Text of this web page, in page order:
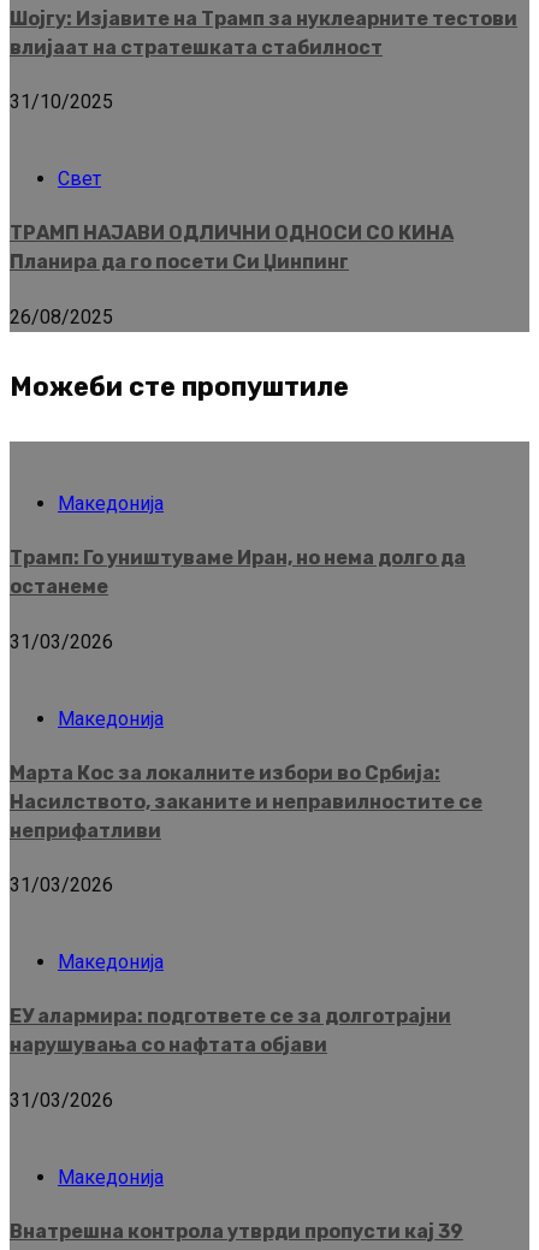
Шојгу: Изјавите на Трамп за нуклеарните тестови
влијаат на стратешката стабилност
31/10/2025
Свет
ТРАМП НАЈАВИ ОДЛИЧНИ ОДНОСИ СО КИНА
Планира да го посети Си Џинпинг
26/08/2025
Можеби сте пропуштиле
Македонија
Трамп: Го уништуваме Иран, но нема долго да
останеме
31/03/2026
Македонија
Марта Кос за локалните избори во Србија:
Насилството, заканите и неправилностите се
неприфатливи
31/03/2026
Македонија
ЕУ алармира: подгответе се за долготрајни
нарушувања со нафтата објави
31/03/2026
Македонија
Внатрешна контрола утврди пропусти кај 39